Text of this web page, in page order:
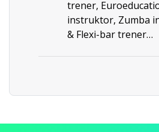
trener,
instruktor, Zumba
& Flexi-bar trener…